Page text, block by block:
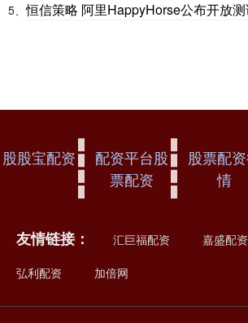
5、恒信策略 阿里HappyHorse公布开放
股股宝配资
配资平台股
票配资
股票配
情
友情链接： 汇巨福配资 嘉盛配资
弘利配资 加倍网